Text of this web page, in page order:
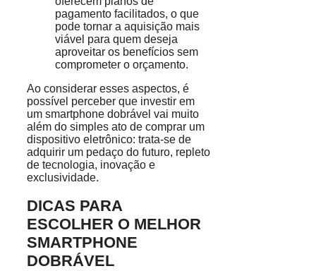
pagamento facilitados, o que
pode tornar a aquisição mais
viável para quem deseja
aproveitar os benefícios sem
comprometer o orçamento.
Ao considerar esses aspectos, é
possível perceber que investir em
um smartphone dobrável vai muito
além do simples ato de comprar um
dispositivo eletrônico: trata-se de
adquirir um pedaço do futuro, repleto
de tecnologia, inovação e
exclusividade.
DICAS PARA
ESCOLHER O MELHOR
SMARTPHONE
DOBRÁVEL